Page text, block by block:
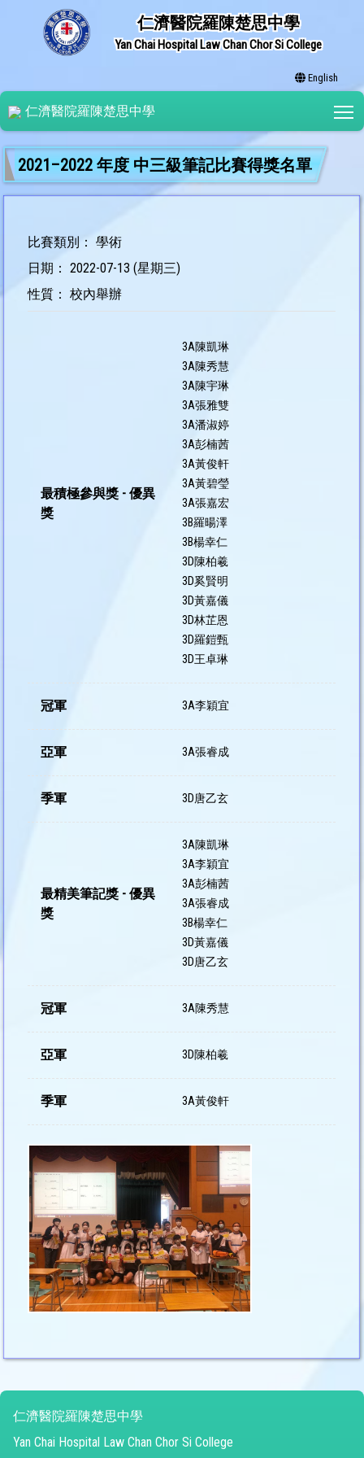
仁濟醫院羅陳楚思中學
Yan Chai Hospital Law Chan Chor Si College
English
仁濟醫院羅陳楚思中學
2021–2022 年度 中三級筆記比賽得獎名單
比賽類別： 學術
日期： 2022-07-13 (星期三)
性質： 校內舉辦
最積極參與獎 - 優異
獎
3A陳凱琳
3A陳秀慧
3A陳宇琳
3A張雅雙
3A潘淑婷
3A彭楠茜
3A黃俊軒
3A黃碧瑩
3A張嘉宏
3B羅暘澤
3B楊幸仁
3D陳柏羲
3D奚賢明
3D黃嘉儀
3D林芷恩
3D羅鎧甄
3D王卓琳
冠軍 3A李穎宜
亞軍 3A張睿成
季軍 3D唐乙玄
最精美筆記獎 - 優異
獎
3A陳凱琳
3A李穎宜
3A彭楠茜
3A張睿成
3B楊幸仁
3D黃嘉儀
3D唐乙玄
冠軍 3A陳秀慧
亞軍 3D陳柏羲
季軍 3A黃俊軒
仁濟醫院羅陳楚思中學
Yan Chai Hospital Law Chan Chor Si College